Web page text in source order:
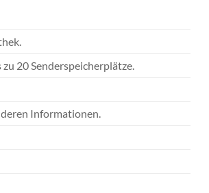
20 Senderspeicherplätze.
Informationen.